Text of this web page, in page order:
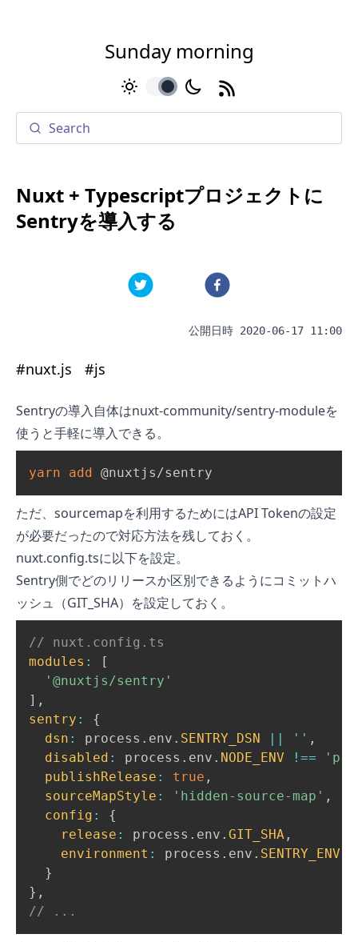
Sunday morning
toggle
Nuxt + Typescriptプロジェクトに
Sentryを導入する
公開日時 2020-06-17 11:00
#nuxt.js #js
Sentryの導入自体はnuxt-community/sentry-moduleを
使うと手軽に導入できる。
yarn add @nuxtjs/sentry
ただ、sourcemapを利用するためにはAPI Tokenの設定
が必要だったので対応方法を残しておく。
nuxt.config.tsに以下を設定。
Sentry側でどのリリースか区別できるようにコミットハ
ッシュ（GIT_SHA）を設定しておく。
// nuxt.config.ts
modules :
[
'@nuxtjs/sentry'
] ,
sentry :
{
dsn : process . env . SENTRY_DSN || '' ,
disabled : process . env . NODE_ENV !==
publishRelease : true ,
sourceMapStyle : 'hidden-source-map' ,
config :
{
release : process . env . GIT_SHA ,
environment : process . env . SENTRY_ENV
}
} ,
// ...